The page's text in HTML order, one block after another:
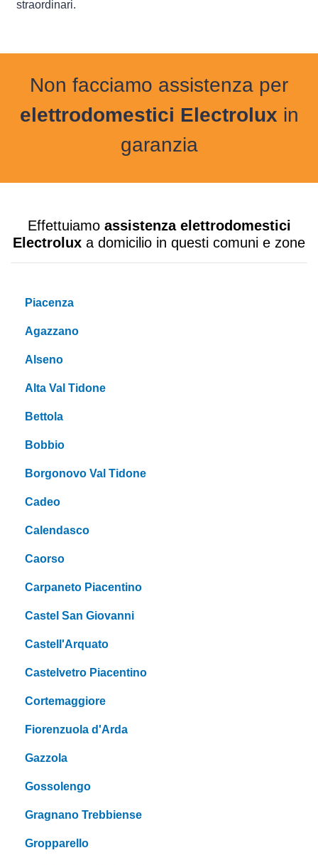
straordinari.
Non facciamo assistenza per
elettrodomestici Electrolux in
garanzia
Effettuiamo assistenza elettrodomestici
Electrolux a domicilio in questi comuni e zone
Piacenza
Agazzano
Alseno
Alta Val Tidone
Bettola
Bobbio
Borgonovo Val Tidone
Cadeo
Calendasco
Caorso
Carpaneto Piacentino
Castel San Giovanni
Castell'Arquato
Castelvetro Piacentino
Cortemaggiore
Fiorenzuola d'Arda
Gazzola
Gossolengo
Gragnano Trebbiense
Gropparello